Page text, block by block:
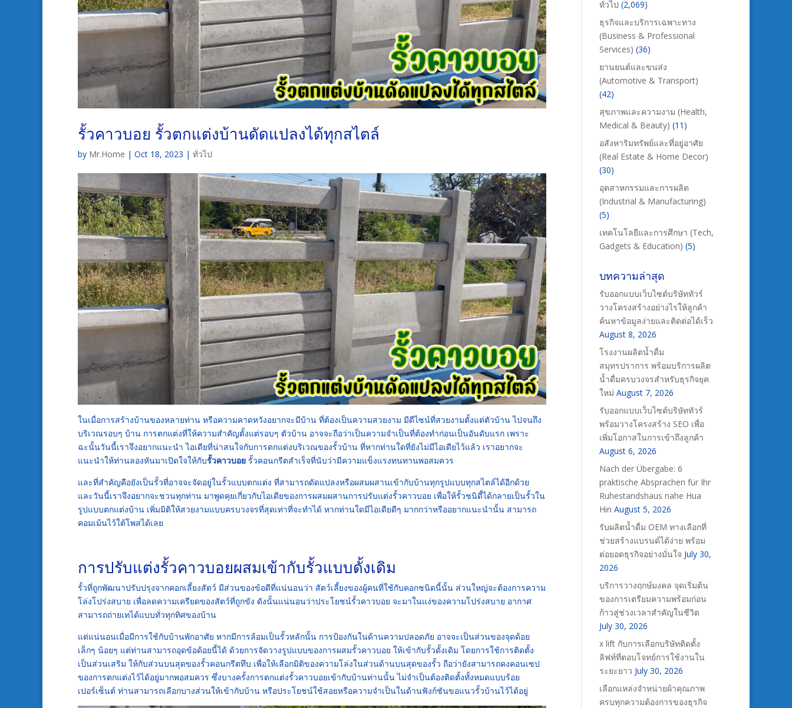
รั้วคาวบอย รั้วตกแต่งบ้านดัดแปลงได้ทุกสไตล์
by Mr.Home | Oct 18, 2023 | ทั่วไป
ในเมื่อการสร้างบ้านของหลายท่าน หรือความคาดหวังอยากจะมีบ้าน ที่ต้องเป็นความสวยงาม มีดีไซน์ที่สวยงามตั้งแต่ตัวบ้าน ไปจนถึง
บริเวณรอบๆ บ้าน การตกแต่งที่ให้ความสำคัญตั้งแต่รอบๆ ตัวบ้าน อาจจะถือว่าเป็นความจำเป็นที่ต้องทำก่อนเป็นอันดับแรก เพราะ
ฉะนั้นวันนี้เราจึงอยากแนะนำ ไอเดียที่น่าสนใจกับการตกแต่งบริเวณของรั้วบ้าน ที่หากท่านใดที่ยังไม่มีไอเดียไว้แล้ว เราอยากจะ
แนะนำให้ท่านลองหันมาเปิดใจให้กับรั้วคาวบอย รั้วคอนกรีตสำเร็จที่นับว่ามีความแข็งแรงทนทานพอสมควร
และที่สำคัญคือยังเป็นรั้วที่อาจจะจัดอยู่ในรั้วแบบตกแต่ง ที่สามารถดัดแปลงหรือผสมผสานเข้ากับบ้านทุกรูปแบบทุกสไตล์ได้อีกด้วย
และวันนี้เราจึงอยากจะชวนทุกท่าน มาพูดคุยเกี่ยวกับไอเดียของการผสมผสานการปรับแต่งรั้วคาวบอย เพื่อให้รั้วชนิดี้ได้กลายเป็นรั้วใน
รูปแบบตกแต่งบ้าน เพิ่มมิติให้สวยงามแบบครบวงจรที่สุดเท่าที่จะทำได้ หากท่านใดมีไอเดียดีๆ มากกว่าหรืออยากแนะนำนั้น สามารถ
คอมเม้นไว้ใต้โพสได้เลย
การปรับแต่งรั้วคาวบอยผสมเข้ากับรั้วแบบดั้งเดิม
รั้วที่ถูกพัฒนาปรับปรุงจากคอกเลี้ยงสัตว์ มีส่วนของข้อดีที่แน่นอนว่า สัตว์เลี้ยงของผู้คนที่ใช้กับคอกชนิดนี้นั้น ส่วนใหญ่จะต้องการความ
โล่งโปร่งสบาย เพื่อลดความเครียดของสัตว์ที่ถูกขัง ดังนั้นแน่นอนว่าประโยชน์รั้วคาวบอย จะมาในแง่ของความโปร่งสบาย อากาศ
สามารถถ่ายเทได้แบบทั่วทุกทิศของบ้าน
แต่แน่นอนเมื่อมีการใช้กับบ้านพักอาศัย หากมีการล้อมเป็นรั้วหลักนั้น การป้องกันในด้านความปลอดภัย อาจจะเป็นส่วนของจุดด้อย
เล็กๆ น้อยๆ แต่ท่านสามารถอุดข้อด้อยนี้ได้ ด้วยการจัดวางรูปแบบของการผสมรั้วคาวบอย ให้เข้ากับรั้วดั้งเดิม โดยการใช้การติดตั้ง
เป็นส่วนเสริม ให้กับส่วนบนสุดของรั้วคอนกรีตทึบ เพื่อให้เลือกมิติของความโล่งในส่วนด้านบนสุดของรั้ว ถือว่ายังสามารถคงคอนเซป
ของการตกแต่งไว้ได้อยู่มากพอสมควร ซึ่งบางครั้งการตกแต่งรั้วคาวบอยเข้ากับบ้านท่านนั้น ไม่จำเป็นต้องติดตั้งทั้งหมดแบบร้อย
เปอร์เซ็นต์ ท่านสามารถเลือกบางส่วนให้เข้ากับบ้าน หรือประโยชน์ใช้สอยหรือความจำเป็นในด้านฟังก์ชันขอแนวรั้วบ้านไว้ได้อยู่
ทั่วไป (2,069)
ธุรกิจและบริการเฉพาะทาง
(Business & Professional
Services) (36)
ยานยนต์และขนส่ง
(Automotive & Transport)
(42)
สุขภาพและความงาม (Health,
Medical & Beauty) (11)
อสังหาริมทรัพย์และที่อยู่อาศัย
(Real Estate & Home Decor)
(30)
อุตสาหกรรมและการผลิต
(Industrial & Manufacturing)
(5)
เทคโนโลยีและการศึกษา (Tech,
Gadgets & Education) (5)
บทความล่าสุด
รับออกแบบเว็บไซต์บริษัททัวร์
วางโครงสร้างอย่างไรให้ลูกค้า
ค้นหาข้อมูลง่ายและติดต่อได้เร็ว
August 8, 2026
โรงงานผลิตน้ำดื่ม
สมุทรปราการ พร้อมบริการผลิต
น้ำดื่มครบวงจรสำหรับธุรกิจยุค
ใหม่ August 7, 2026
รับออกแบบเว็บไซต์บริษัททัวร์
พร้อมวางโครงสร้าง SEO เพื่อ
เพิ่มโอกาสในการเข้าถึงลูกค้า
August 6, 2026
Nach der Übergabe: 6
praktische Absprachen für Ihr
Ruhestandshaus nahe Hua
Hin August 5, 2026
รับผลิตน้ำดื่ม OEM ทางเลือกที่
ช่วยสร้างแบรนด์ได้ง่าย พร้อม
ต่อยอดธุรกิจอย่างมั่นใจ July 30,
2026
บริการวางฤกษ์มงคล จุดเริ่มต้น
ของการเตรียมความพร้อมก่อน
ก้าวสู่ช่วงเวลาสำคัญในชีวิต
July 30, 2026
x lift กับการเลือกบริษัทติดตั้ง
ลิฟท์ที่ตอบโจทย์การใช้งานใน
ระยะยาว July 30, 2026
เลือกแหล่งจำหน่ายผ้าคุณภาพ
ครบทุกความต้องการของธุรกิจ